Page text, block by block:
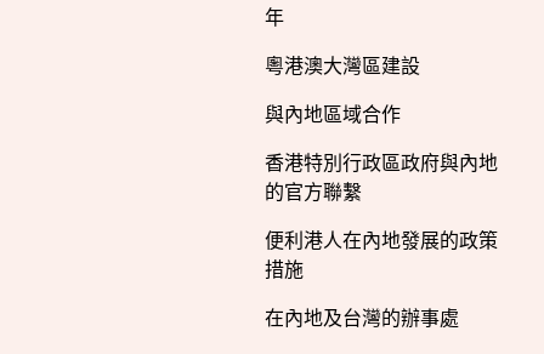
年
粵港澳大灣區建設
與內地區域合作
香港特別行政區政府與內地
的官方聯繫
便利港人在內地發展的政策
措施
在內地及台灣的辦事處